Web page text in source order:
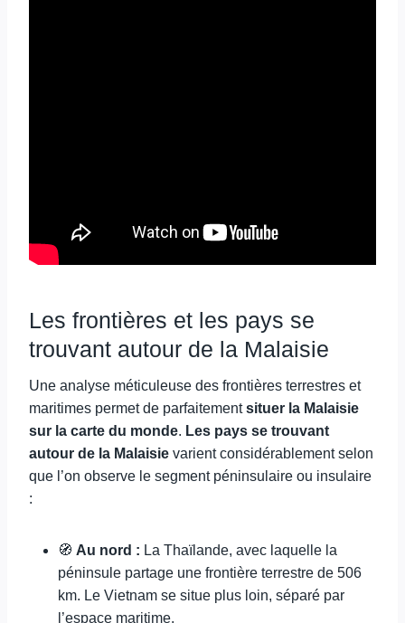
Les frontières et les pays se
trouvant autour de la Malaisie
Une analyse méticuleuse des frontières terrestres et
maritimes permet de parfaitementsituer la Malaisie
sur la carte du monde. Les pays se trouvant
autour de la Malaisie varient considérablement selon
que l’on observe le segment péninsulaire ou insulaire
:
🧭 Au nord : La Thaïlande, avec laquelle la
péninsule partage une frontière terrestre de 506
km. Le Vietnam se situe plus loin, séparé par
l’espace maritime.